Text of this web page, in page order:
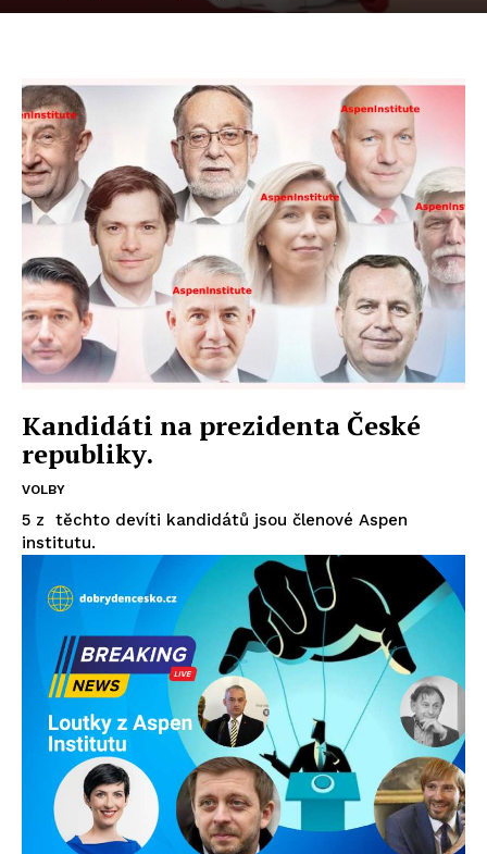
Kandidáti na prezidenta České
republiky.
VOLBY
5 z těchto devíti kandidátů jsou členové Aspen
institutu.